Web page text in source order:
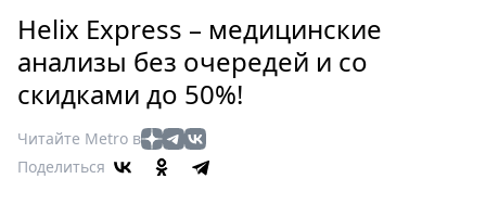
Россия
Мир
Здоровье
Туризм
Мода
Helix Express – медицинские
анализы без очередей и со
скидками до 50%!
Читайте Metro в
Поделиться